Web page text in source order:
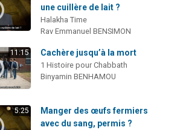
une cuillère de lait ?
Halakha Time
Rav Emmanuel BENSIMON
11:15 Cachère jusqu’à la mort
1 Histoire pour Chabbath
Binyamin BENHAMOU
5:25
Manger des œufs fermiers
avec du sang, permis ?